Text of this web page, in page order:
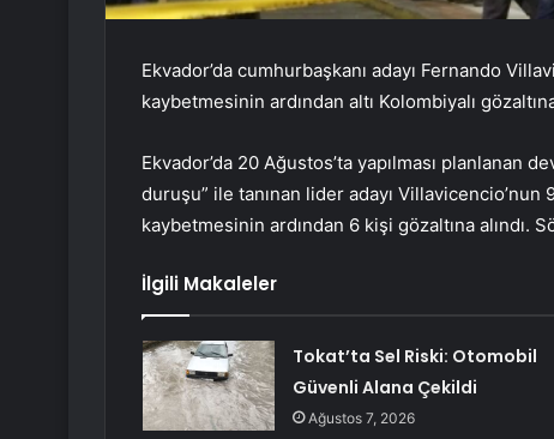
Ekvador’da cumhurbaşkanı adayı Fernando
kaybetmesinin ardından altı Kolombiyalı gözaltına
Ekvador’da 20 Ağustos’ta yapılması planlanan
duruşu” ile tanınan lider adayı Villavicencio’nun
kaybetmesinin ardından 6 kişi gözaltına
İlgili Makaleler
Tokat’ta Sel Riski: Otomobil
Güvenli Alana Çekildi
Ağustos 7, 2026